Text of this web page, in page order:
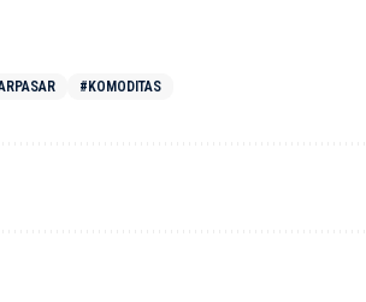
#KOMODITAS